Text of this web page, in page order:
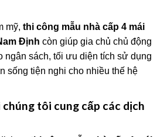
mỹ, thi công mẫu nhà cấp 4 mái
Định còn giúp gia chủ chủ động
ngân sách, tối ưu diện tích sử dụng
sống tiện nghi cho nhiều thế hệ
tôi cung cấp các dịch